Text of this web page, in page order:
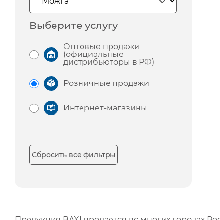
Выберите услугу
Оптовые продажи
(официальные
дистрибьюторы в РФ)
Розничные продажи
Интернет-магазины
Сбросить все фильтры